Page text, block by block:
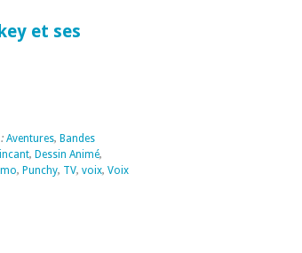
et ses
Aventures, Bandes
, Dessin Animé,
, Punchy, TV, voix, Voix